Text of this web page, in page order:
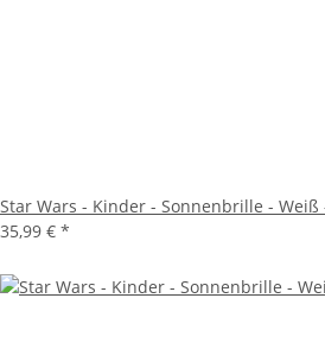
Star Wars - Kinder - Sonnenbrille - Weiß
35,99 € *